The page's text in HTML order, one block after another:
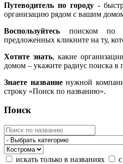
Путеводитель по городу-
организацию рядом с вашим
Воспользуйтесь поиском по
предложенных кликните на ту,
Хотите знать, какие
домом – укажите радиус поиска в
Знаете названиенужной
строку «Поиск по названию».
Поиск
искать только в названиях